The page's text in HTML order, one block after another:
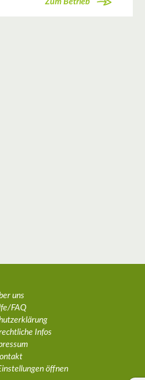
Zum Betrieb
uns
FAQ
Infos
öffnen